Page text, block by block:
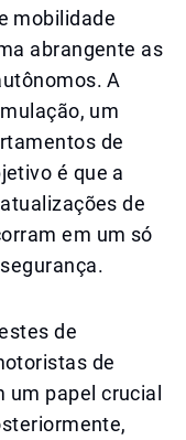
mobilidade
abrangente as
A
um
de
é que a
de
em um só
de
de
papel crucial